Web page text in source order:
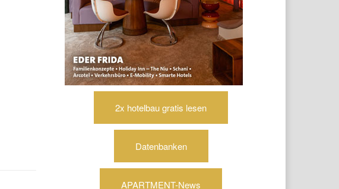
2x hotelbau gratis lesen
Datenbanken
APARTMENT-News